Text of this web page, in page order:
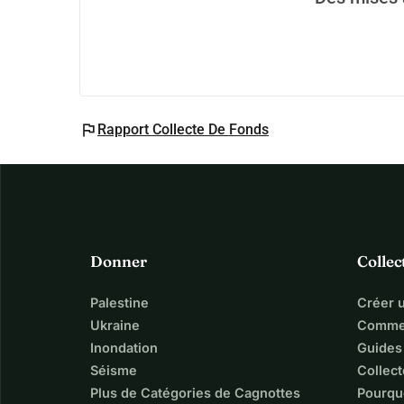
flag Rapport Collecte De Fonds
Donner
Palestine
Ukraine
Inondation
Séisme
Plus de Catégories de Cagnottes
Créer